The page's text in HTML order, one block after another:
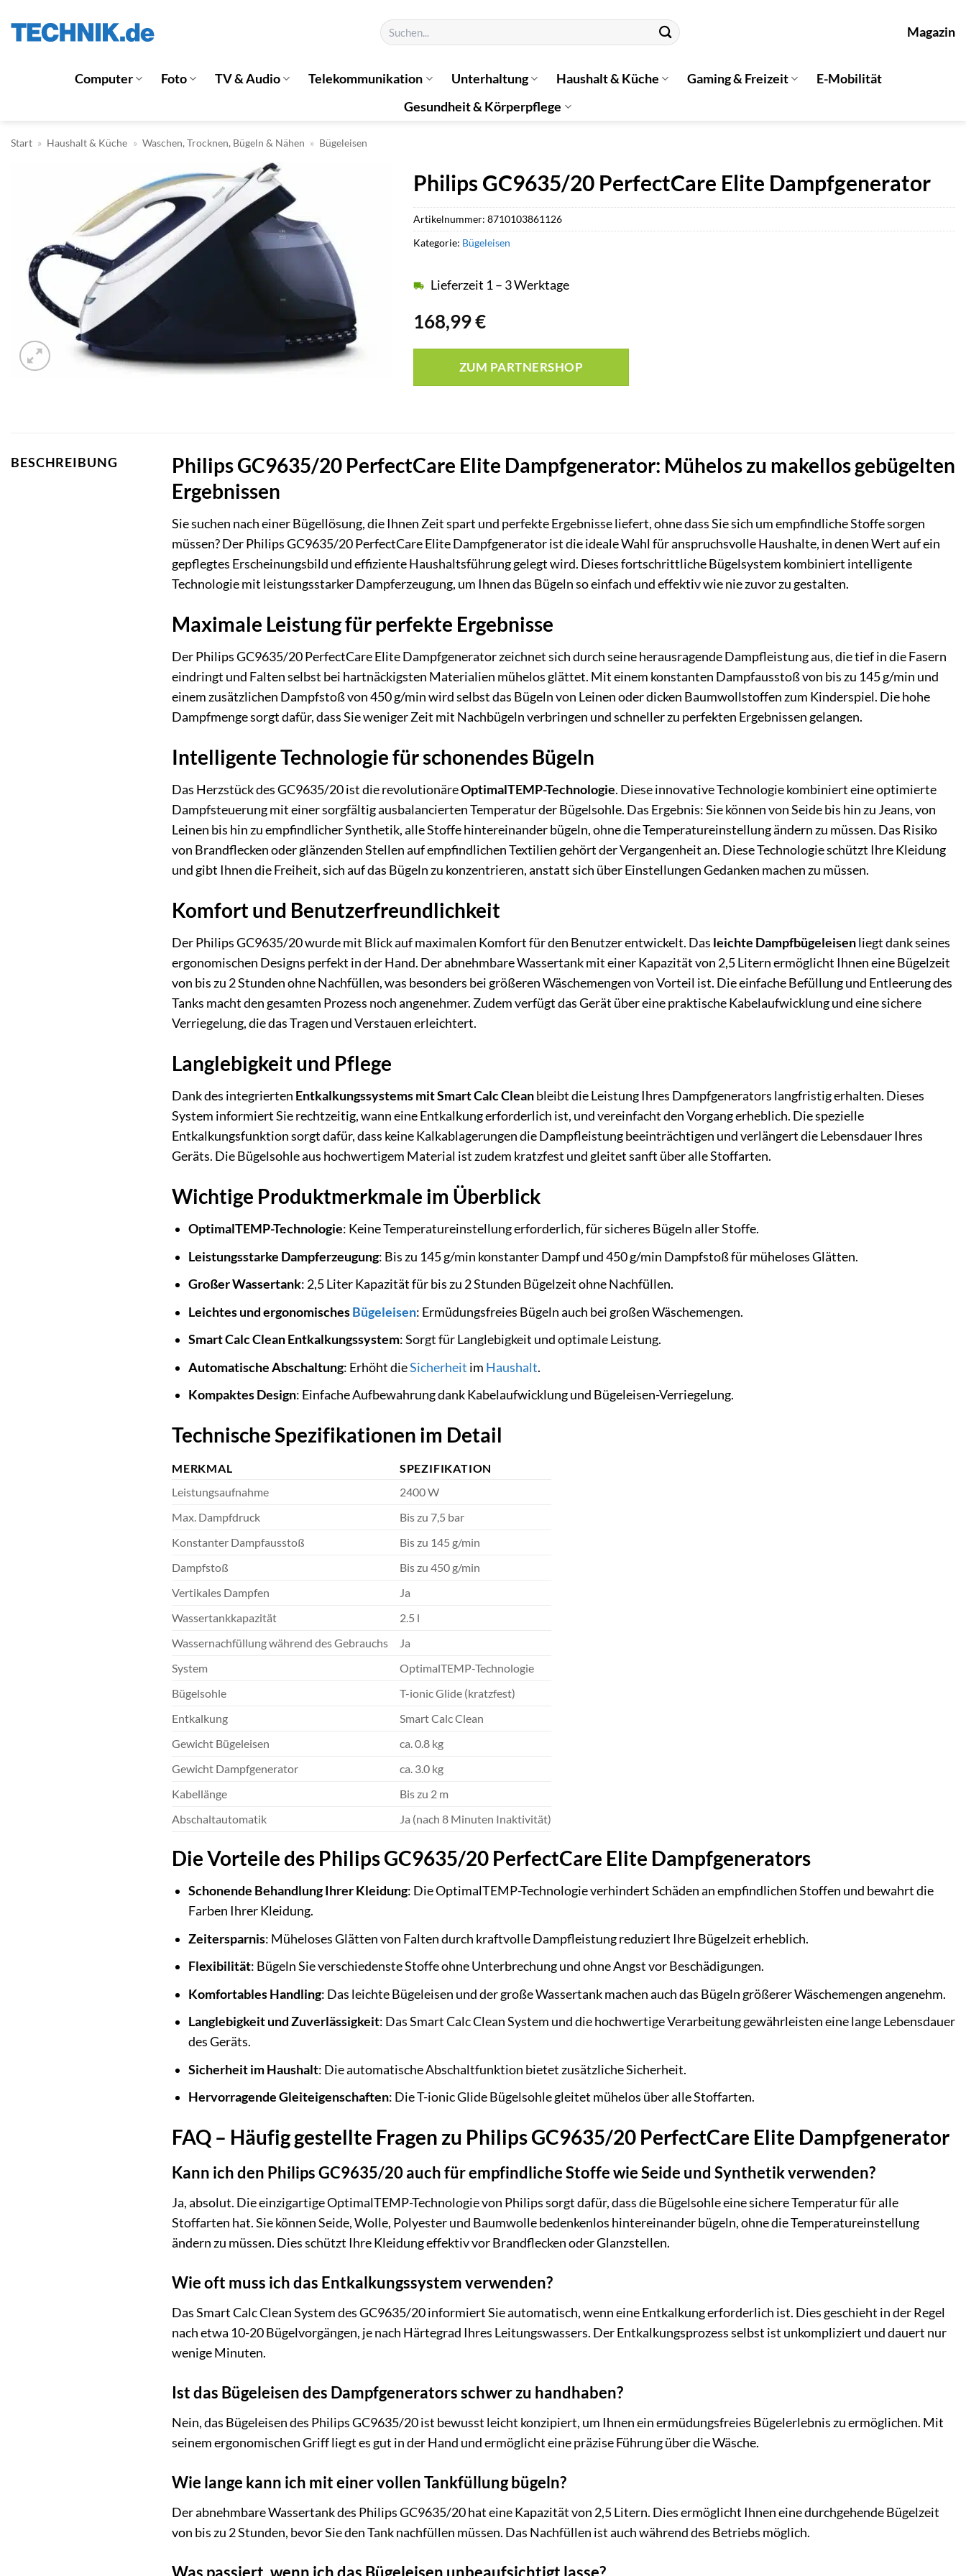
Inhalt
Suchen
nach:
Magazin
Computer Foto TV & Audio Telekommunikation Unterhaltung Haushalt & Küche Gaming & Freizeit
E-Mobilität
Gesundheit & Körperpflege
Start » Haushalt & Küche » Waschen, Trocknen, Bügeln & Nähen » Bügeleisen
Philips GC9635/20 PerfectCare Elite Dampfgenerator
168,99€
Lieferzeit 1 – 3 Werktage
ZUM PARTNERSHOP
Artikelnummer: 8710103861126
Kategorie: Bügeleisen
BESCHREIBUNG
Philips GC9635/20 PerfectCare Elite Dampfgenerator: Mühelos zu makellos gebügelten
Ergebnissen
Sie suchen nach einer Bügellösung, die Ihnen Zeit spart und perfekte Ergebnisse liefert, ohne dass Sie sich um empfindliche Stoffe sorgen
müssen? Der Philips GC9635/20 PerfectCare Elite Dampfgenerator ist die ideale Wahl für anspruchsvolle Haushalte, in denen Wert auf ein
gepflegtes Erscheinungsbild und effiziente Haushaltsführung gelegt wird. Dieses fortschrittliche Bügelsystem kombiniert intelligente
Technologie mit leistungsstarker Dampferzeugung, um Ihnen das Bügeln so einfach und effektiv wie nie zuvor zu gestalten.
Maximale Leistung für perfekte Ergebnisse
Der Philips GC9635/20 PerfectCare Elite Dampfgenerator zeichnet sich durch seine herausragende Dampfleistung aus, die tief in die Fasern
eindringt und Falten selbst bei hartnäckigsten Materialien mühelos glättet. Mit einem konstanten Dampfausstoß von bis zu 145 g/min und
einem zusätzlichen Dampfstoß von 450 g/min wird selbst das Bügeln von Leinen oder dicken Baumwollstoffen zum Kinderspiel. Die hohe
Dampfmenge sorgt dafür, dass Sie weniger Zeit mit Nachbügeln verbringen und schneller zu perfekten Ergebnissen gelangen.
Intelligente Technologie für schonendes Bügeln
Das Herzstück des GC9635/20 ist die revolutionäreOptimalTEMP-Technologie. Diese innovative Technologie kombiniert eine optimierte
Dampfsteuerung mit einer sorgfältig ausbalancierten Temperatur der Bügelsohle. Das Ergebnis: Sie können von Seide bis hin zu Jeans, von
Leinen bis hin zu empfindlicher Synthetik, alle Stoffe hintereinander bügeln, ohne die Temperatureinstellung ändern zu müssen. Das Risiko
von Brandflecken oder glänzenden Stellen auf empfindlichen Textilien gehört der Vergangenheit an. Diese Technologie schützt Ihre Kleidung
und gibt Ihnen die Freiheit, sich auf das Bügeln zu konzentrieren, anstatt sich über Einstellungen Gedanken machen zu müssen.
Komfort und Benutzerfreundlichkeit
Der Philips GC9635/20 wurde mit Blick auf maximalen Komfort für den Benutzer entwickelt. Das leichte Dampfbügeleisenliegt dank seines
ergonomischen Designs perfekt in der Hand. Der abnehmbare Wassertank mit einer Kapazität von 2,5 Litern ermöglicht Ihnen eine Bügelzeit
von bis zu 2 Stunden ohne Nachfüllen, was besonders bei größeren Wäschemengen von Vorteil ist. Die einfache Befüllung und Entleerung des
Tanks macht den gesamten Prozess noch angenehmer. Zudem verfügt das Gerät über eine praktische Kabelaufwicklung und eine sichere
Verriegelung, die das Tragen und Verstauen erleichtert.
Langlebigkeit und Pflege
Dank des integrierten Entkalkungssystems mit Smart Calc Cleanbleibt die Leistung Ihres Dampfgenerators langfristig erhalten. Dieses
System informiert Sie rechtzeitig, wann eine Entkalkung erforderlich ist, und vereinfacht den Vorgang erheblich. Die spezielle
Entkalkungsfunktion sorgt dafür, dass keine Kalkablagerungen die Dampfleistung beeinträchtigen und verlängert die Lebensdauer Ihres
Geräts. Die Bügelsohle aus hochwertigem Material ist zudem kratzfest und gleitet sanft über alle Stoffarten.
Wichtige Produktmerkmale im Überblick
OptimalTEMP-Technologie: Keine Temperatureinstellung erforderlich, für sicheres Bügeln aller Stoffe.
Leistungsstarke Dampferzeugung: Bis zu 145 g/min konstanter Dampf und 450 g/min Dampfstoß für müheloses Glätten.
Großer Wassertank: 2,5 Liter Kapazität für bis zu 2 Stunden Bügelzeit ohne Nachfüllen.
Leichtes und ergonomischesBügeleisen: Ermüdungsfreies Bügeln auch bei großen Wäschemengen.
Smart Calc Clean Entkalkungssystem: Sorgt für Langlebigkeit und optimale Leistung.
Automatische Abschaltung: Erhöht dieSicherheit im Haushalt.
Kompaktes Design: Einfache Aufbewahrung dank Kabelaufwicklung und Bügeleisen-Verriegelung.
Technische Spezifikationen im Detail
MERKMAL
SPEZIFIKATION
Leistungsaufnahme
2400 W
Max. Dampfdruck
Bis zu 7,5 bar
Konstanter Dampfausstoß
Bis zu 145 g/min
Dampfstoß
Bis zu 450 g/min
Vertikales Dampfen
Ja
Wassertankkapazität
2.5 l
Wassernachfüllung während des Gebrauchs
Ja
System
OptimalTEMP-Technologie
Bügelsohle
T-ionic Glide (kratzfest)
Entkalkung
Smart Calc Clean
Gewicht Bügeleisen
ca. 0.8 kg
Gewicht Dampfgenerator
ca. 3.0 kg
Kabellänge
Bis zu 2 m
Abschaltautomatik
Ja (nach 8 Minuten Inaktivität)
Die Vorteile des Philips GC9635/20 PerfectCare Elite Dampfgenerators
Schonende Behandlung Ihrer Kleidung: Die OptimalTEMP-Technologie verhindert Schäden an empfindlichen Stoffen und bewahrt die
Farben Ihrer Kleidung.
Zeitersparnis: Müheloses Glätten von Falten durch kraftvolle Dampfleistung reduziert Ihre Bügelzeit erheblich.
Flexibilität: Bügeln Sie verschiedenste Stoffe ohne Unterbrechung und ohne Angst vor Beschädigungen.
Komfortables Handling: Das leichte Bügeleisen und der große Wassertank machen auch das Bügeln größerer Wäschemengen angenehm.
Langlebigkeit und Zuverlässigkeit: Das Smart Calc Clean System und die hochwertige Verarbeitung gewährleisten eine lange Lebensdauer
des Geräts.
Sicherheit im Haushalt: Die automatische Abschaltfunktion bietet zusätzliche Sicherheit.
Hervorragende Gleiteigenschaften: Die T-ionic Glide Bügelsohle gleitet mühelos über alle Stoffarten.
FAQ – Häufig gestellte Fragen zu Philips GC9635/20 PerfectCare Elite Dampfgenerator
Kann ich den Philips GC9635/20 auch für empfindliche Stoffe wie Seide und Synthetik verwenden?
Ja, absolut. Die einzigartige OptimalTEMP-Technologie von Philips sorgt dafür, dass die Bügelsohle eine sichere Temperatur für alle
Stoffarten hat. Sie können Seide, Wolle, Polyester und Baumwolle bedenkenlos hintereinander bügeln, ohne die Temperatureinstellung
ändern zu müssen. Dies schützt Ihre Kleidung effektiv vor Brandflecken oder Glanzstellen.
Wie oft muss ich das Entkalkungssystem verwenden?
Das Smart Calc Clean System des GC9635/20 informiert Sie automatisch, wenn eine Entkalkung erforderlich ist. Dies geschieht in der Regel
nach etwa 10-20 Bügelvorgängen, je nach Härtegrad Ihres Leitungswassers. Der Entkalkungsprozess selbst ist unkompliziert und dauert nur
wenige Minuten.
Ist das Bügeleisen des Dampfgenerators schwer zu handhaben?
Nein, das Bügeleisen des Philips GC9635/20 ist bewusst leicht konzipiert, um Ihnen ein ermüdungsfreies Bügelerlebnis zu ermöglichen. Mit
seinem ergonomischen Griff liegt es gut in der Hand und ermöglicht eine präzise Führung über die Wäsche.
Wie lange kann ich mit einer vollen Tankfüllung bügeln?
Der abnehmbare Wassertank des Philips GC9635/20 hat eine Kapazität von 2,5 Litern. Dies ermöglicht Ihnen eine durchgehende Bügelzeit
von bis zu 2 Stunden, bevor Sie den Tank nachfüllen müssen. Das Nachfüllen ist auch während des Betriebs möglich.
Was passiert, wenn ich das Bügeleisen unbeaufsichtigt lasse?